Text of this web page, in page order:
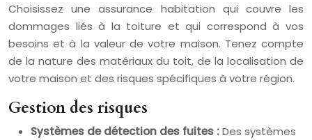
Choisissez une assurance habitation qui couvre les
dommages liés à la toiture et qui correspond à vos
besoins et à la valeur de votre maison. Tenez compte
de la nature des matériaux du toit, de la localisation de
votre maison et des risques spécifiques à votre région.
Gestion des risques
Systèmes de détection des fuites :Des systèmes